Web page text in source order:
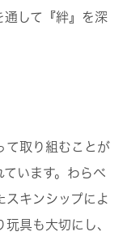
通して『絆』を深
て取り組むことが
います。わらべ
スキンシップによ
具も大切にし、